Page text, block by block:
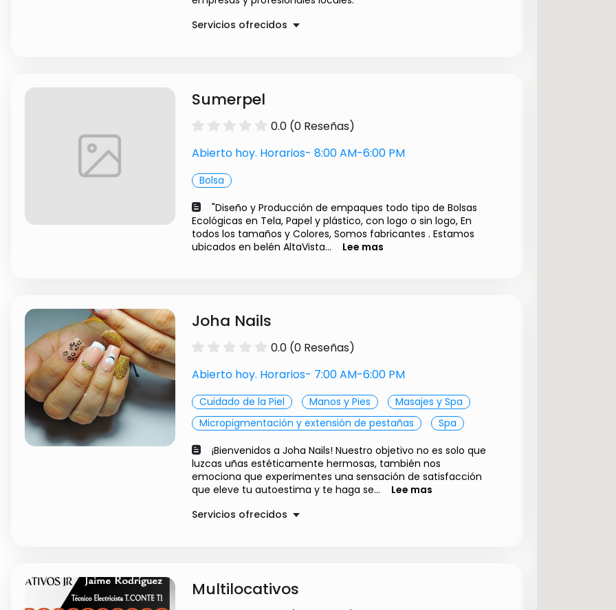
Servicios ofrecidos
Otros
Sumerpel
0.0 (0 Reseñas)
Abierto hoy. Horarios- 8:00 AM-6:00 PM
Bolsa
"Diseño y Producción de empaques todo tipo de Bolsas
Ecológicas en Tela, Papel y plástico, con logo o sin logo, En
todos los tamaños y Colores, Somos fabricantes . Estamos
ubicados en belén AltaVista...
Lee mas
Joha Nails
0.0 (0 Reseñas)
Abierto hoy. Horarios- 7:00 AM-6:00 PM
Cuidado de la Piel Manos y Pies
Masajes y Spa
Micropigmentación y extensión de pestañas
Spa
¡Bienvenidos a Joha Nails! Nuestro objetivo no es solo que
luzcas uñas estéticamente hermosas, también nos
emociona que experimentes una sensación de satisfacción
que eleve tu autoestima y te haga se...
Lee mas
Servicios ofrecidos
Multilocativos